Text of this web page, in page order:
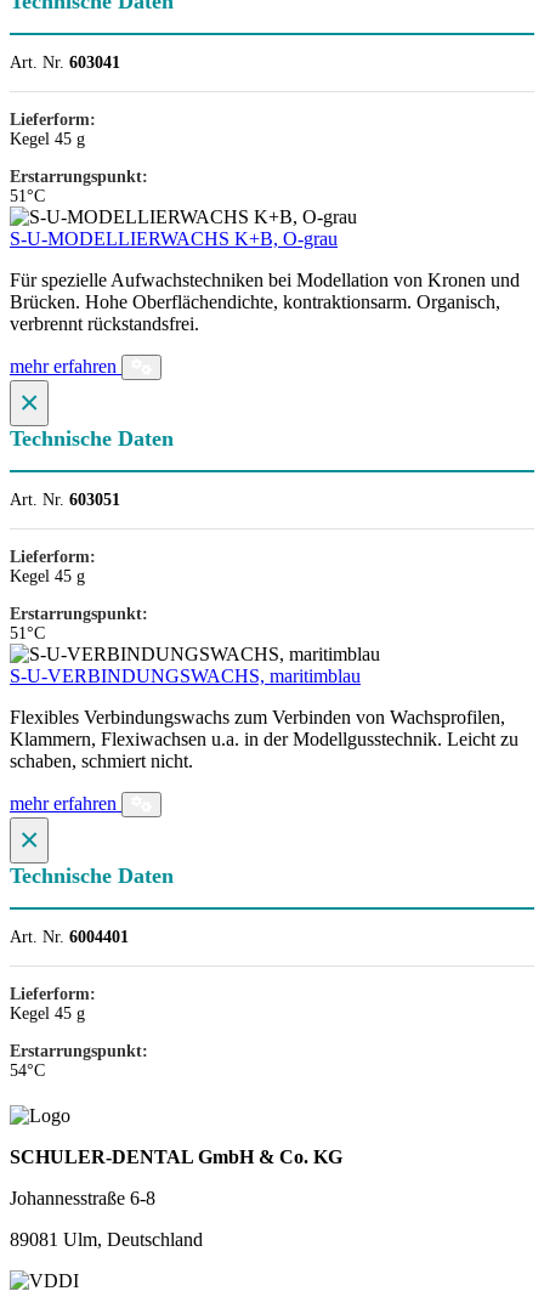
Art. Nr. 603041
Lieferform:
Kegel 45 g
Erstarrungspunkt:
51°C
S-U-MODELLIERWACHS K+B, O-grau
Für spezielle Aufwachstechniken bei Modellation von Kronen und
Brücken. Hohe Oberflächendichte, kontraktionsarm. Organisch,
verbrennt rückstandsfrei.
mehr erfahren
×
Technische Daten
Art. Nr. 603051
Lieferform:
Kegel 45 g
Erstarrungspunkt:
51°C
S-U-VERBINDUNGSWACHS, maritimblau
Flexibles Verbindungswachs zum Verbinden von Wachsprofilen,
Klammern, Flexiwachsen u.a. in der Modellgusstechnik. Leicht zu
schaben, schmiert nicht.
mehr erfahren
×
Technische Daten
Art. Nr. 6004401
Lieferform:
Kegel 45 g
Erstarrungspunkt:
54°C
SCHULER-DENTAL GmbH & Co. KG
Johannesstraße 6-8
89081 Ulm, Deutschland